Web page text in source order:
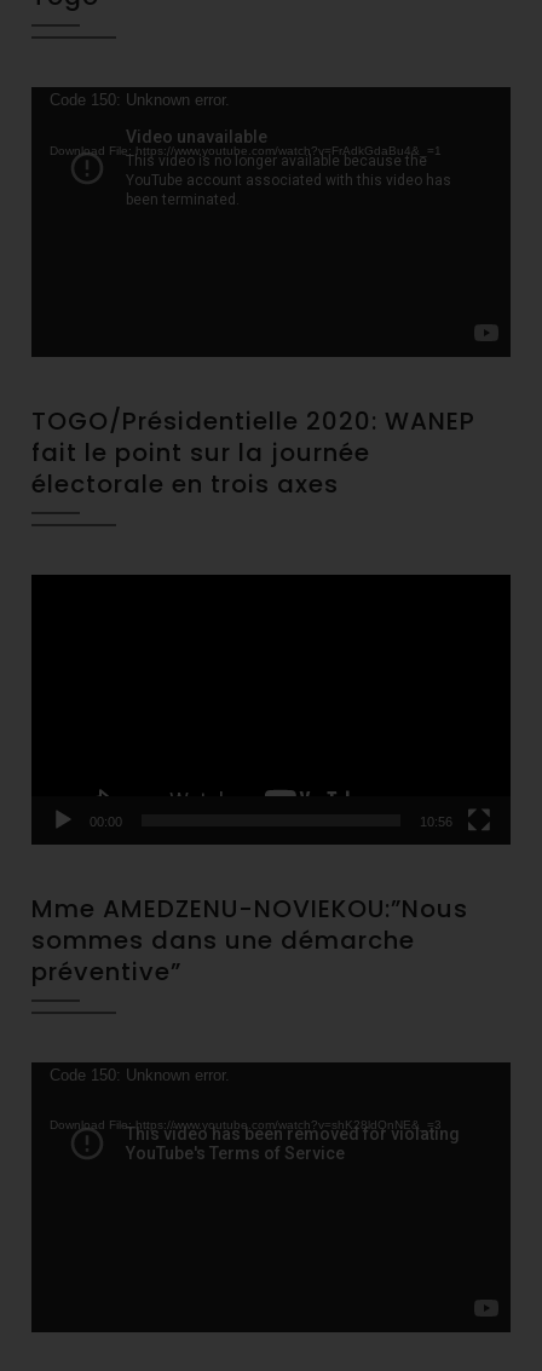
Video
Code 150: Unknown error.
Download File: https://www.youtube.com/watch?v=FrAdkGdaBu4&_=1
TOGO/Présidentielle 2020: WANEP
fait le point sur la journée
électorale en trois axes
00:00 10:56
Mme AMEDZENU-NOVIEKOU:”Nous
sommes dans une démarche
préventive”
Video
Code 150: Unknown error.
Download File: https://www.youtube.com/watch?v=shK28ldQnNE&_=3